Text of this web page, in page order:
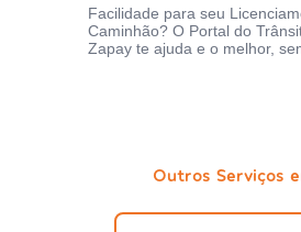
Facilidade para seu
Caminhão? O Portal do
Zapay te ajuda e o melhor,
Outros Serviços